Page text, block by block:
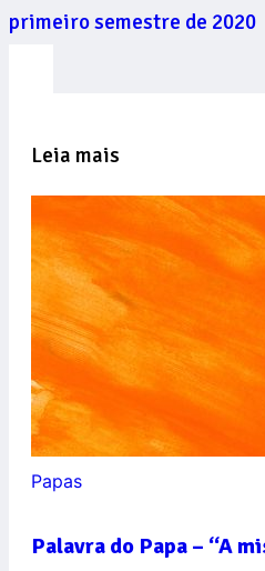
primeiro semestre de 2020
Leia mais
Papas
Palavra do Papa – “A